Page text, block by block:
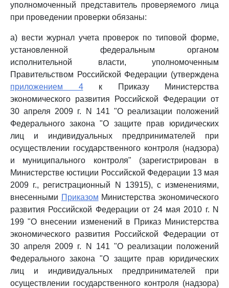
уполномоченный представитель проверяемого лица
при проведении проверки обязаны:
а) вести журнал учета проверок по типовой форме,
установленной федеральным органом
исполнительной власти, уполномоченным
Правительством Российской Федерации (утверждена
приложением 4к Приказу Министерства
экономического развития Российской Федерации от
30 апреля 2009 г. N 141 "О реализации положений
Федерального закона "О защите прав юридических
лиц и индивидуальных предпринимателей при
осуществлении государственного контроля (надзора)
и муниципального контроля" (зарегистрирован в
Министерстве юстиции Российской Федерации 13 мая
2009 г., регистрационный N 13915), с изменениями,
внесенными Приказом Министерства экономического
развития Российской Федерации от 24 мая 2010 г. N
199 "О внесении изменений в Приказ Министерства
экономического развития Российской Федерации от
30 апреля 2009 г. N 141 "О реализации положений
Федерального закона "О защите прав юридических
лиц и индивидуальных предпринимателей при
осуществлении государственного контроля (надзора)